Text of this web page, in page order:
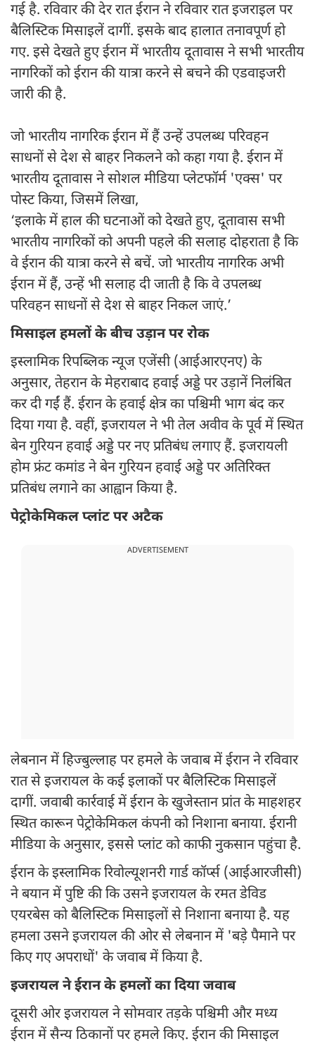
गई है. रविवार की देर रात ईरान ने रविवार रात इजराइल पर
बैलिस्टिक मिसाइलें दागीं. इसके बाद हालात तनावपूर्ण हो
गए. इसे देखते हुए ईरान में भारतीय दूतावास ने सभी भारतीय
नागरिकों को ईरान की यात्रा करने से बचने की एडवाइजरी
जारी की है.
जो भारतीय नागरिक ईरान में हैं उन्हें उपलब्ध परिवहन
साधनों से देश से बाहर निकलने को कहा गया है. ईरान में
भारतीय दूतावास ने सोशल मीड‍िया प्‍लेटफॉर्म 'एक्‍स' पर
पोस्‍ट क‍िया, जिसमें लिखा,
‘इलाके में हाल की घटनाओं को देखते हुए, दूतावास सभी
भारतीय नागरिकों को अपनी पहले की सलाह दोहराता है कि
वे ईरान की यात्रा करने से बचें. जो भारतीय नागरिक अभी
ईरान में हैं, उन्हें भी सलाह दी जाती है कि वे उपलब्ध
परिवहन साधनों से देश से बाहर निकल जाएं.’
मिसाइल हमलों के बीच उड़ान पर रोक
इस्लामिक रिपब्लिक न्यूज एजेंसी (आईआरएनए) के
अनुसार, तेहरान के मेहराबाद हवाई अड्डे पर उड़ानें निलंबित
कर दी गईं हैं. ईरान के हवाई क्षेत्र का पश्चिमी भाग बंद कर
द‍िया गया है. वहीं, इजरायल ने भी तेल अवीव के पूर्व में स्थित
बेन गुरियन हवाई अड्डे पर नए प्रतिबंध लगाए हैं. इजरायली
होम फ्रंट कमांड ने बेन गुरियन हवाई अड्डे पर अतिरिक्त
प्रतिबंध लगाने का आह्वान किया है.
पेट्रोकेमिकल प्लांट पर अटैक
ADVERTISEMENT
लेबनान में हिज्बुल्लाह पर हमले के जवाब में ईरान ने रविवार
रात से इजरायल के कई इलाकों पर बैलिस्टिक मिसाइलें
दागीं. जवाबी कार्रवाई में ईरान के खुजेस्तान प्रांत के माहशहर
स्थित कारून पेट्रोकेमिकल कंपनी को निशाना बनाया. ईरानी
मीडिया के अनुसार, इससे प्लांट को काफी नुकसान पहुंचा है.
ईरान के इस्लामिक रिवोल्यूशनरी गार्ड कॉर्प्स (आईआरजीसी)
ने बयान में पुष्टि की कि उसने इजरायल के रमत डेविड
एयरबेस को बैलिस्टिक मिसाइलों से निशाना बनाया है. यह
हमला उसने इजरायल की ओर से लेबनान में 'बड़े पैमाने पर
किए गए अपराधों' के जवाब में किया है.
इजरायल ने ईरान के हमलों का दिया जवाब
दूसरी ओर इजरायल ने सोमवार तड़के पश्चिमी और मध्य
ईरान में सैन्य ठिकानों पर हमले किए. ईरान की मिसाइल